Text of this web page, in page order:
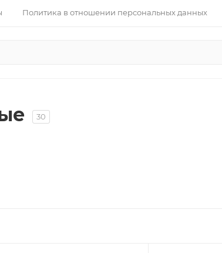
Политика в отношении персональных данных
30